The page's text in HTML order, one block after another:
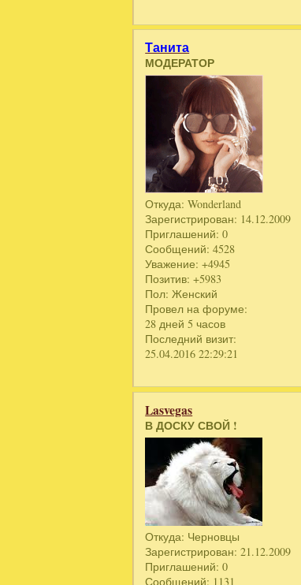
Танита
МОДЕРАТОР
Откуда: Wonderland
Зарегистрирован: 14.12.2009
Приглашений: 0
Сообщений: 4528
Уважение: +4945
Позитив: +5983
Пол: Женский
Провел на форуме:
28 дней 5 часов
Последний визит:
25.04.2016 22:29:21
Lasvegas
В ДОСКУ СВОЙ !
Откуда: Черновцы
Зарегистрирован: 21.12.2009
Приглашений: 0
Сообщений: 1131